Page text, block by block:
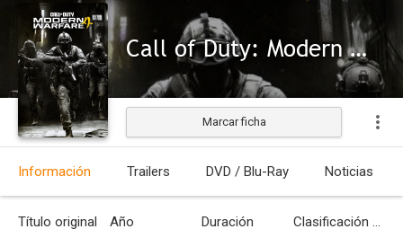
Call of Duty: Modern Warfare 4
Marcar ficha
Información Trailers DVD / Blu-Ray Noticias
Título original Año Duración Clasificación por edades